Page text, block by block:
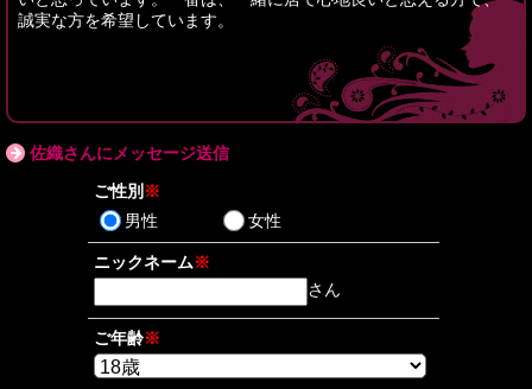
誠実な方を希望しています。
佐織さんにメッセージ送信